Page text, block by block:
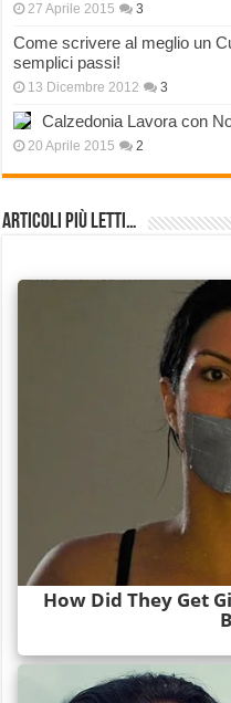
27 Aprile 2015 3
Come scrivere al meglio un
semplici passi!
13 Dicembre 2012 3
Calzedonia Lavora con
20 Aprile 2015 2
Articoli più Letti…